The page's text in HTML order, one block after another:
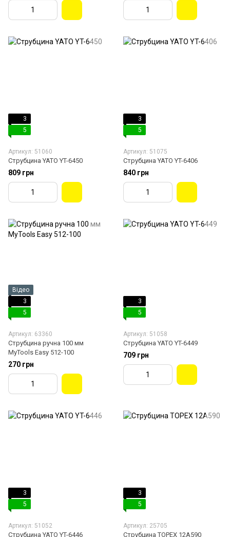
3
5
Артикул: 51060
Струбцина YATO YT-6450
809 грн
3
5
Артикул: 51075
Струбцина YATO YT-6406
840 грн
Відео
3
5
Артикул: 63360
Струбцина ручна 100 мм
MyTools Easy 512-100
270 грн
3
5
Артикул: 51058
Струбцина YATO YT-6449
709 грн
3
5
Артикул: 51052
Струбцина YATO YT-6446
3
5
Артикул: 25705
Струбцина TOPEX 12A590